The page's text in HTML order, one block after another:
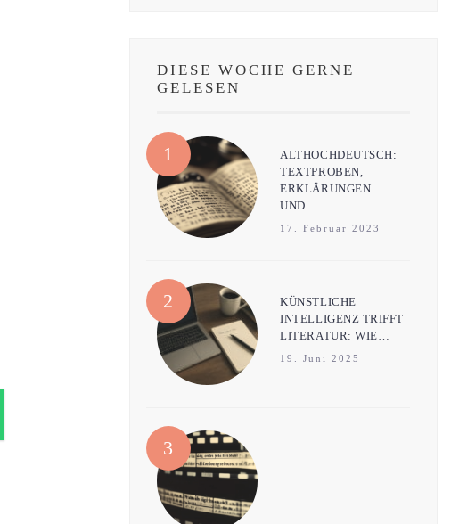
DIESE WOCHE GERNE
GELESEN
ALTHOCHDEUTSCH:
TEXTPROBEN,
ERKLÄRUNGEN
UND…
17. Februar 2023
KÜNSTLICHE
INTELLIGENZ TRIFFT
LITERATUR: WIE…
19. Juni 2025